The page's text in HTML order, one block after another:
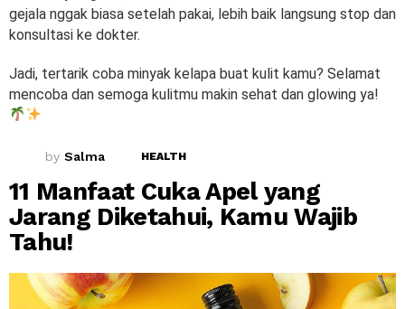
gejala nggak biasa setelah pakai, lebih baik langsung stop dan
konsultasi ke dokter.
Jadi, tertarik coba minyak kelapa buat kulit kamu? Selamat
mencoba dan semoga kulitmu makin sehat dan glowing ya!
by Salma HEALTH
11 Manfaat Cuka Apel yang
Jarang Diketahui, Kamu Wajib
Tahu!